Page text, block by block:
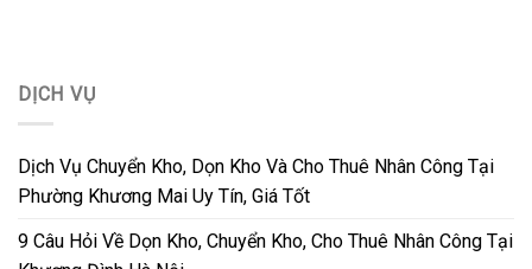
DỊCH VỤ
Dịch Vụ Chuyển Kho, Dọn Kho Và Cho Thuê Nhân Công Tại
Phường Khương Mai Uy Tín, Giá Tốt
9 Câu Hỏi Về Dọn Kho, Chuyển Kho, Cho Thuê Nhân Công Tại